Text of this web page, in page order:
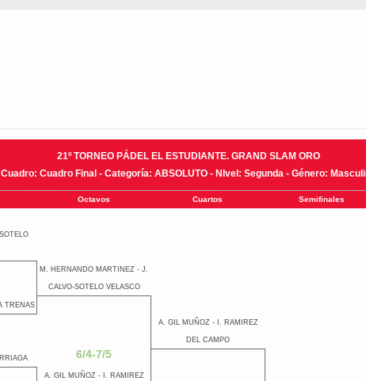
21º TORNEO PÁDEL EL ESTUDIANTE. GRAND SLAM ORO
Cuadro: Cuadro Final - Categoría: ABSOLUTO - NIvel: Segunda - Género:
Octavos Cuartos Semifinales
M. HERNANDO MARTINEZ - J.
CALVO-SOTELO VELASCO
TRENAS
6/4-7/5
A. GIL MUÑOZ - I. RAMIREZ
DEL CAMPO
A. GIL MUÑOZ - I. RAMIREZ